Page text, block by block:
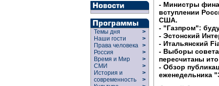
Темы дня
>
Наши гости
>
Права человека >
Россия
>
Время и Мир
>
СМИ
>
История и
современность
>
>
- Министры
вступлении
США.
- "Газпром":
- Эстонский
- Итальянский
- Выборы
пересчитаны
- Обзор
еженедельника